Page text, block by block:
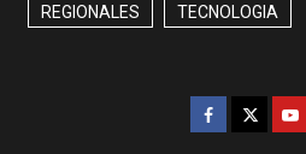
REGIONALES TECNOLOGIA